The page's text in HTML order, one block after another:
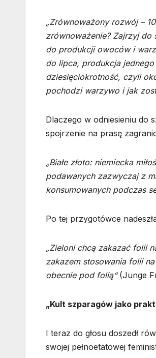
„Zrównoważony rozwój –
zrównoważenie? Zajrzyj
do produkcji owoców i
do lipca, produkcja
dziesięciokrotność, czyli
pochodzi warzywo i jak
Dlaczego w odniesieniu do
spojrzenie na prasę
„Białe złoto: niemiecka
podawanych zazwyczaj z
konsumowanych podczas
Po tej przygotówce
„Zieloni chcą zakazać folii
zakazem stosowania folii
obecnie pod folią“(Junge
„Kult szparagów jako
I teraz do głosu doszedł
swojej pełnoetatowej